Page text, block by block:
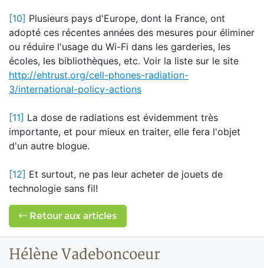
[10] Plusieurs pays d'Europe, dont la France, ont
adopté ces récentes années des mesures pour éliminer
ou réduire l'usage du Wi-Fi dans les garderies, les
écoles, les bibliothèques, etc. Voir la liste sur le site
http://ehtrust.org/cell-phones-radiation-
3/international-policy-actions
[11] La dose de radiations est évidemment très
importante, et pour mieux en traiter, elle fera l'objet
d'un autre blogue.
[12] Et surtout, ne pas leur acheter de jouets de
technologie sans fil!
Retour aux articles
Hélène Vadeboncoeur